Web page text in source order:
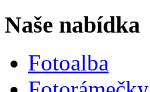
Naše nabídka
Fotoalba